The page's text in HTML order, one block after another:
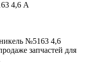
№5163 4,6
запчастей для